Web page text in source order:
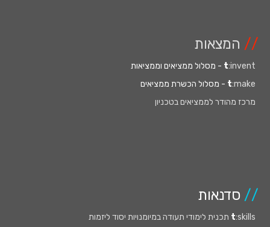
// המצאות
t:invent
- מסלול ממציאים וממציאות
t:make
- מסלול הכשרת ממציאים
מרכז מהודר לממציאים בטכניון
// סדנאות
t:skills תכנית לימודי תעודה במיומנויות יסוד ליזמות